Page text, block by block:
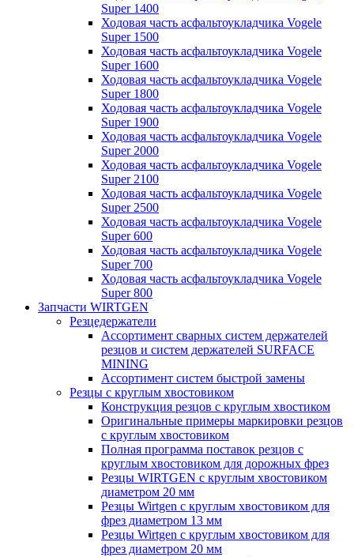
Super 1400
Ходовая часть асфальтоукладчика Vogele
Super 1500
Ходовая часть асфальтоукладчика Vogele
Super 1600
Ходовая часть асфальтоукладчика Vogele
Super 1800
Ходовая часть асфальтоукладчика Vogele
Super 1900
Ходовая часть асфальтоукладчика Vogele
Super 2000
Ходовая часть асфальтоукладчика Vogele
Super 2100
Ходовая часть асфальтоукладчика Vogele
Super 2500
Ходовая часть асфальтоукладчика Vogele
Super 600
Ходовая часть асфальтоукладчика Vogele
Super 700
Ходовая часть асфальтоукладчика Vogele
Super 800
Запчасти WIRTGEN
Резцедержатели
Ассортимент сварных систем держателей
резцов и систем держателей SURFACE
MINING
Ассортимент систем быстрой замены
Резцы с круглым хвостовиком
Конструкция резцов с круглым хвостиком
Оригинальные примеры маркировки резцов
с круглым хвостовиком
Полная программа поставок резцов с
круглым хвостовиком для дорожных фрез
Резцы WIRTGEN с круглым хвостовиком
диаметром 20 мм
Резцы Wirtgen с круглым хвостовиком для
фрез диаметром 13 мм
Резцы Wirtgen с круглым хвостовиком для
фрез диаметром 20 мм